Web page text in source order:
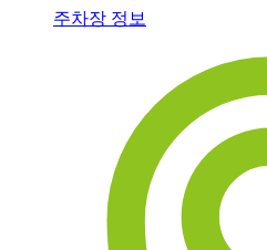
주차장 정보